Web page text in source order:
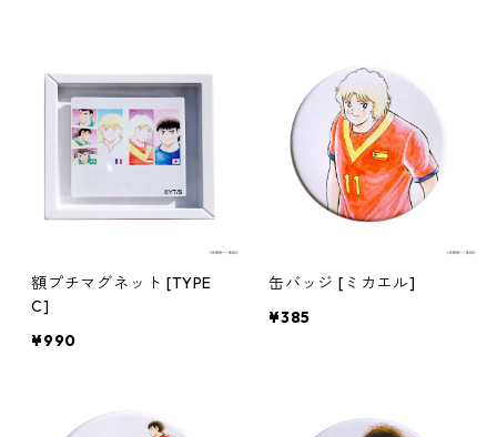
額プチマグネット [TYPE
C]
¥990
缶バッジ [ミカエル]
¥385